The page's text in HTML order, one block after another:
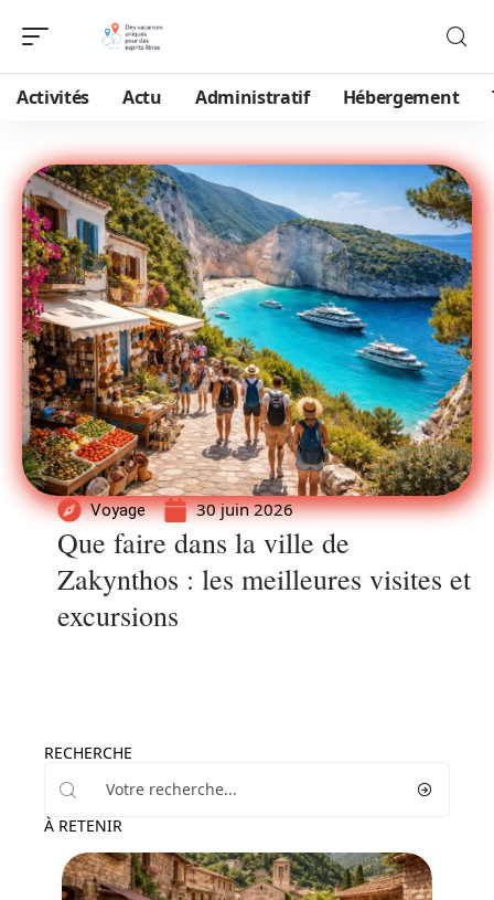
Activités Actu Administratif Hébergement
Voyage 30 juin 2026
Que faire dans la ville de
Zakynthos : les meilleures visites et
excursions
RECHERCHE
À RETENIR